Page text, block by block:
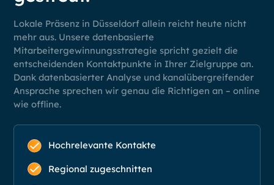
Lokale Präsenz in Düsseldorf allein reicht heute nicht
mehr aus. Unsere datenbasierte
Mitarbeitergewinnungsstrategie spricht gezielt die
entscheidenden Kontaktpunkte in Ihrer Zielgruppe an.
Dank datenbasierter Analyse und kanalübergreifender
Ansprache sprechen wir genau die Richtigen an – online
wie offline.
Hochrelevante Kontakte
Regional zugeschnitten